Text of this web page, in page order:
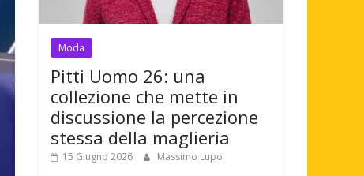
Moda
Pitti Uomo 26: una
collezione che mette in
discussione la percezione
stessa della maglieria
15 Giugno 2026 Massimo Lupo